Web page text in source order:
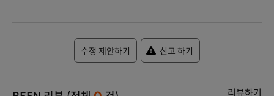
수정 제안하기 신고 하기
리뷰하기